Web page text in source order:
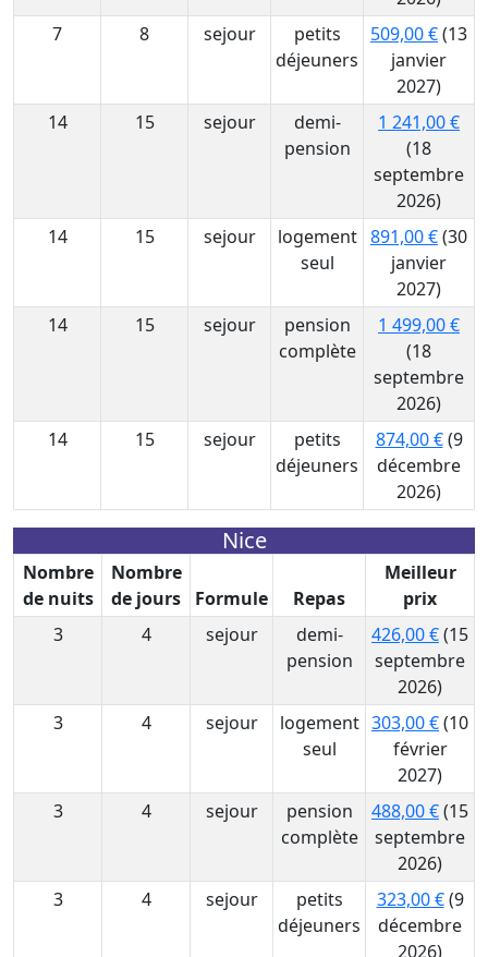
7
8 sejour
petits
déjeuners
509,00 €(13
janvier
2027)
14
15 sejour
demi-
pension
1 241,00 €
(18
septembre
2026)
14
15 sejour
logement
seul
891,00 €(30
janvier
2027)
14
15 sejour
pension
complète
1 499,00 €
(18
septembre
2026)
14
15 sejour
petits
déjeuners
874,00 €(9
décembre
2026)
Nice
Nombre
de nuits
Nombre
de jours
Formule Repas
Meilleur
prix
3
4 sejour
demi-
pension
426,00 €(15
septembre
2026)
3
4 sejour
logement
seul
303,00 €(10
février
2027)
3
4 sejour
pension
complète
488,00 €(15
septembre
2026)
3
4 sejour
petits
déjeuners
323,00 €(9
décembre
2026)